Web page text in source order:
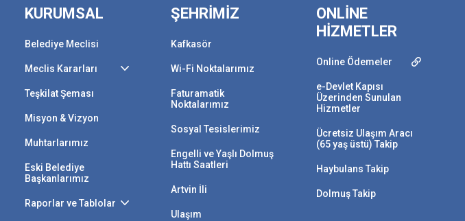
KURUMSAL
Belediye Meclisi
Meclis Kararları
Teşkilat Şeması
Misyon & Vizyon
Muhtarlarımız
Eski Belediye
Başkanlarımız
Raporlar ve Tablolar
ŞEHRİMİZ
Kafkasör
Wi-Fi Noktalarımız
Faturamatik
Noktalarımız
Sosyal Tesislerimiz
Engelli ve Yaşlı Dolmuş
Hattı Saatleri
Artvin İli
Ulaşım
ONLİNE
HİZMETLER
Online Ödemeler
e-Devlet Kapısı
Üzerinden Sunulan
Hizmetler
Ücretsiz Ulaşım Aracı
(65 yaş üstü) Takip
Haybulans Takip
Dolmuş Takip